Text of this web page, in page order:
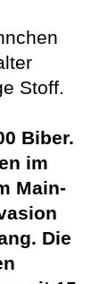
Stoff.
Biber.
im
Main-
Die